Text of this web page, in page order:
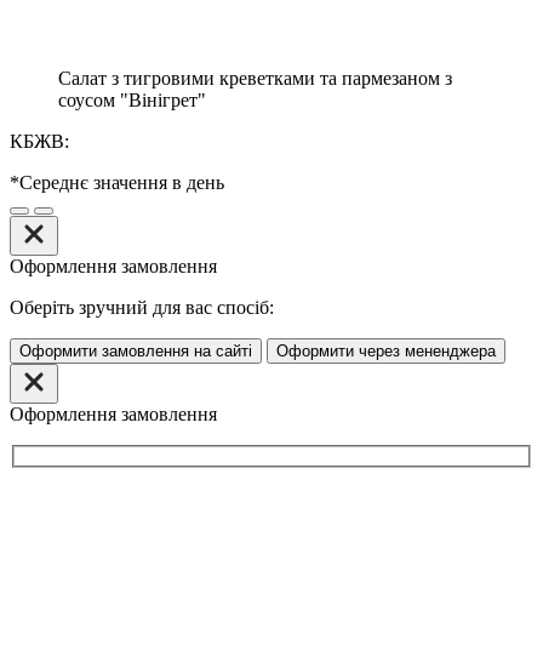
Салат з тигровими креветками та пармезаном з
соусом "Вінігрет"
КБЖВ:
*Середнє значення в день
Оформлення замовлення
Оберіть зручний для вас спосіб:
Оформити замовлення на сайті Оформити через мененджера
Оформлення замовлення